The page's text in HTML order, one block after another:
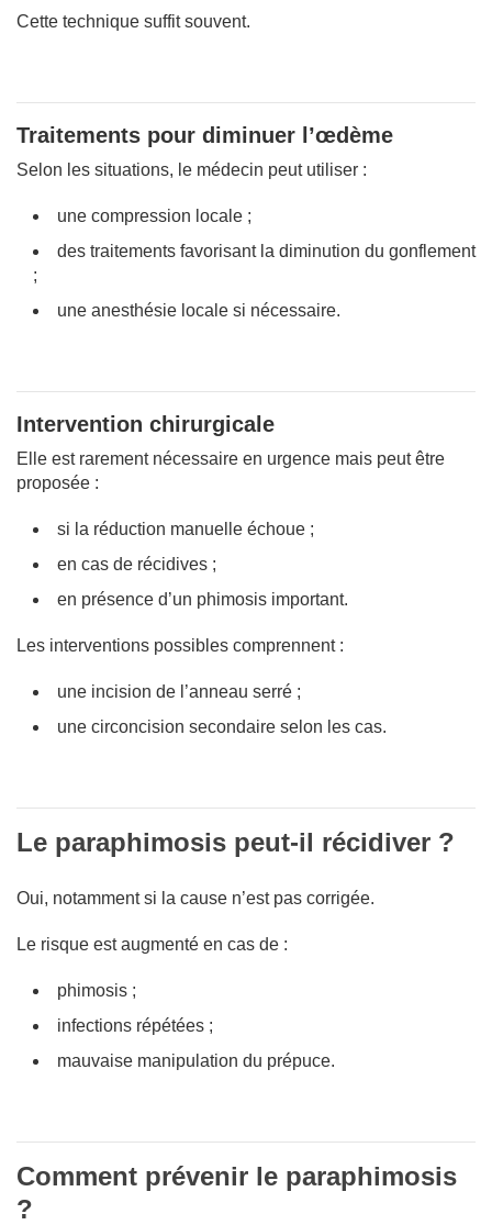
Cette technique suffit souvent.
Traitements pour diminuer l’œdème
Selon les situations, le médecin peut utiliser :
une compression locale ;
des traitements favorisant la diminution du gonflement
;
une anesthésie locale si nécessaire.
Intervention chirurgicale
Elle est rarement nécessaire en urgence mais peut être
proposée :
si la réduction manuelle échoue ;
en cas de récidives ;
en présence d’un phimosis important.
Les interventions possibles comprennent :
une incision de l’anneau serré ;
une circoncision secondaire selon les cas.
Le paraphimosis peut-il récidiver ?
Oui, notamment si la cause n’est pas corrigée.
Le risque est augmenté en cas de :
phimosis ;
infections répétées ;
mauvaise manipulation du prépuce.
Comment prévenir le paraphimosis
?